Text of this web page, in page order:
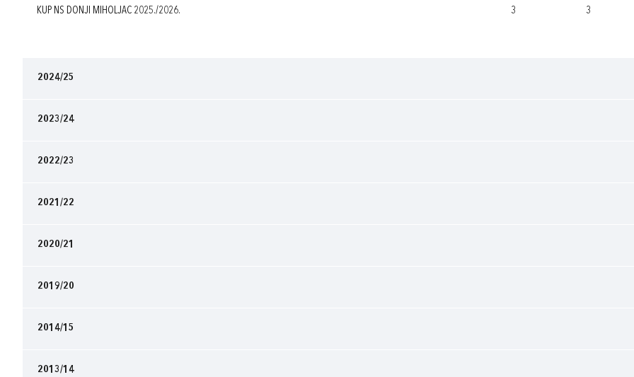
KUP NS DONJI MIHOLJAC 2025./2026. 3 3
2024/25
2023/24
2022/23
2021/22
2020/21
2019/20
2014/15
2013/14